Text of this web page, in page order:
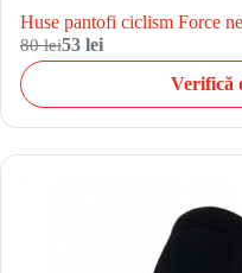
Huse pantofi ciclism Force
80 lei53 lei
Verifică